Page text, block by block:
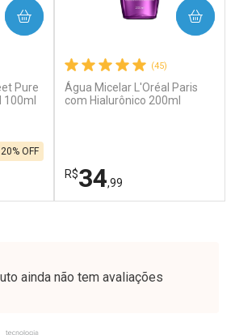
Ativar Desconto
Pure
100ml
20% OFF
(45)
Água Micelar L'Oréal Paris
com Hialurônico 200ml
R$34,99
COMPRAR
Laboratório
Por Menos
ainda não tem avaliações